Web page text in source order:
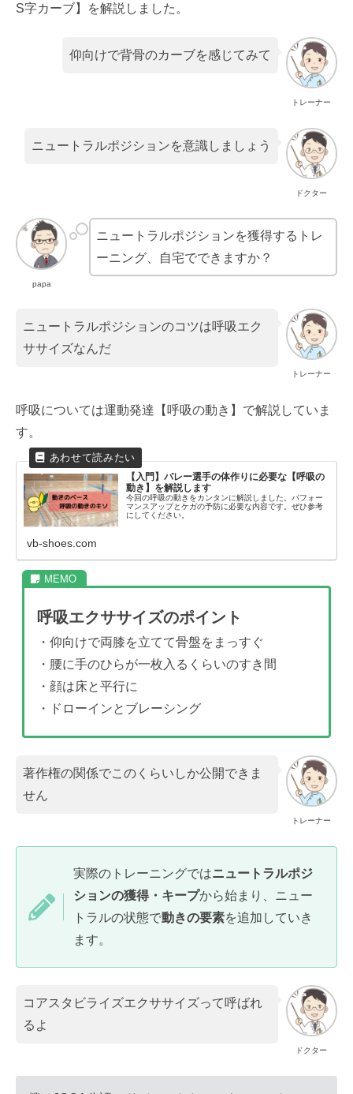
S字カーブ】を解説しました。
トレーナー
仰向けで背骨のカーブを感じてみて
ドクター
ニュートラルポジションを意識しましょう
papa
ニュートラルポジションを獲得するトレ
ーニング、自宅でできますか？
トレーナー
ニュートラルポジションのコツは呼吸エク
ササイズなんだ
呼吸については運動発達【呼吸の動き】で解説していま
す。
【入門】バレー選手の体作りに必要な【呼吸の
動き】を解説します
今回の呼吸の動きをカンタンに解説しました。パフォー
マンスアップとケガの予防に必要な内容です。ぜひ参考
にしてください。
vb-shoes.com
呼吸エクササイズのポイント
・仰向けで両膝を立てて骨盤をまっすぐ
・腰に手のひらが一枚入るくらいのすき間
・顔は床と平行に
・ドローインとブレーシング
トレーナー
著作権の関係でこのくらいしか公開できま
せん
実際のトレーニングではニュートラルポジ
ションの獲得・キープから始まり、ニュー
トラルの状態で動きの要素を追加していき
ます。
ドクター
コアスタビライズエクササイズって呼ばれ
るよ